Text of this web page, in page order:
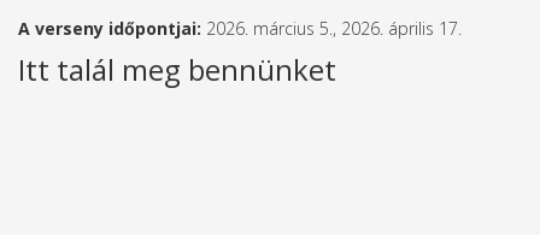
A verseny időpontjai: 2026. március 5., 2026. április 17.
Itt talál meg bennünket